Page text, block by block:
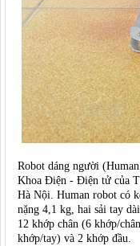
Robot dáng người
Khoa Điện - Điện tử của
Hà Nội. Human robot có
nặng 4,1 kg, hai sải tay
12 khớp chân (6 khớp/
khớp/tay) và 2 khớp đầu.